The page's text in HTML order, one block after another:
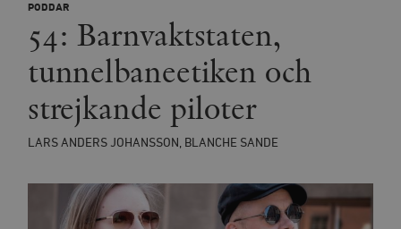
PODDAR
54: Barnvaktstaten,
tunnelbaneetiken och
strejkande piloter
LARS ANDERS JOHANSSON, BLANCHE SANDE